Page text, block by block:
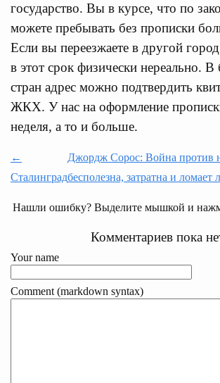
государство. Вы в курсе, что по
можете пребывать без прописки
Если вы переезжаете в другой
в этот срок физически нереально.
стран адрес можно подтвердить
ЖКХ. У нас на оформление
неделя, а то и больше.
←
Сталинград
Джордж Сорос: Война против
бесполезна, затратна и
Нашли ошибку? Выделите мышкой и
Комментариев пока
Your name
Comment (markdown syntax)